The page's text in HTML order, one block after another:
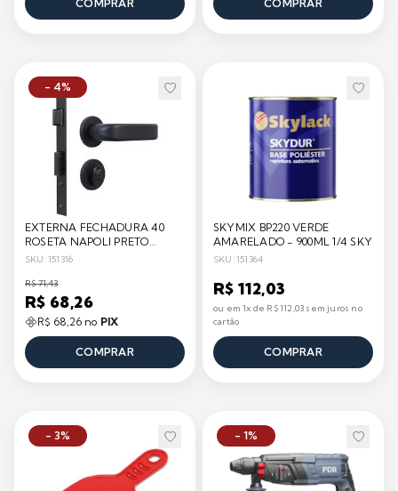
COMPRAR COMPRAR
- 4%
EXTERNA FECHADURA 40
ROSETA NAPOLI PRETO
FOSCO MGM
SKU: 151316
R$ 71,43
R$ 68,26
R$ 68,26 no PIX
COMPRAR
SKYMIX BP220 VERDE
AMARELADO - 900ML 1/4 SKY
SKU: 151364
R$ 112,03
ou em 1x de R$ 112,03 sem juros no
cartão
COMPRAR
- 3% - 1%